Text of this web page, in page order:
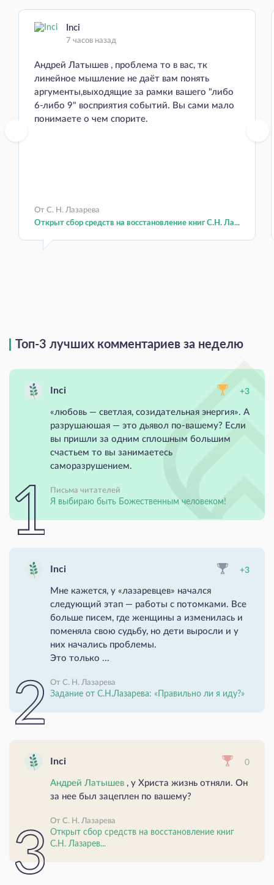
Inci
7 часов назад
Андрей Латышев , проблема то в вас, тк
линейное мышление не даёт вам понять
аргументы,выходящие за рамки вашего "либо
6-либо 9" восприятия событий. Вы сами мало
понимаете о чем спорите.
От С. Н. Лазарева
Открыт сбор средств на восстановление книг С.Н. Ла...
Топ-3 лучших комментариев за неделю
Inci +3
«любовь — светлая, созидательная энергия». А
разрушаюшая — это дьявол по-вашему? Если
вы пришли за одним сплошным большим
счастьем то вы занимаетесь
саморазрушением.
Письма читателей
Я выбираю быть Божественным человеком!
Inci +3
Мне кажется, у «лазаревцев» начался
следующий этап — работы с потомками. Все
больше писем, где женщины а изменилась и
поменяла свою судьбу, но дети выросли и у
них начались проблемы.
Это только ...
От С. Н. Лазарева
Задание от С.Н.Лазарева: «Правильно ли я иду?»
Inci 0
Андрей Латышев , у Христа жизнь отняли. Он
за нее был зацеплен по вашему?
От С. Н. Лазарева
Открыт сбор средств на восстановление книг
С.Н. Лазарев...